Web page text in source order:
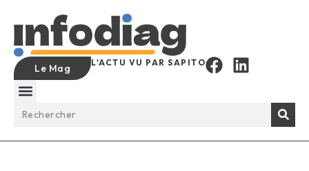
Le Mag L'ACTU VU PAR SAPITO